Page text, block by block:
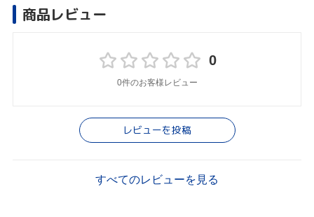
商品レビュー
0
0件のお客様レビュー
レビューを投稿
すべてのレビューを見る